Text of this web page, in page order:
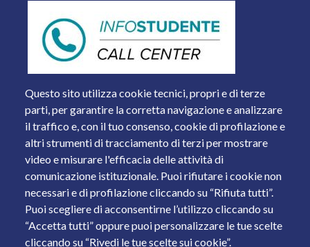
Questo sito utilizza cookie tecnici, propri e di terze
parti, per garantire la corretta navigazione e analizzare
il traffico e, con il tuo consenso, cookie di profilazione e
altri strumenti di tracciamento di terzi per mostrare
video e misurare l'efficacia delle attività di
comunicazione istituzionale. Puoi rifiutare i cookie non
necessari e di profilazione cliccando su “Rifiuta tutti”.
Puoi scegliere di acconsentirne l’utilizzo cliccando su
“Accetta tutti” oppure puoi personalizzare le tue scelte
cliccando su “Rivedi le tue scelte sui cookie”.
Piazza del Mercato, 15 - 25121 Brescia
Tel. +39 030 2988.1 PEC:
ammcentr@cert.unibs.it
Partita IVA: 01773710171 Codice Fiscale: 98007650173